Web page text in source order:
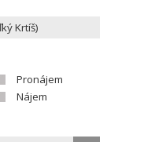
Pronájem
Nájem